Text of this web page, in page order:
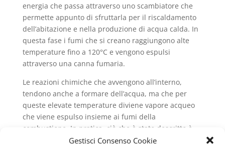
Gestisci Consenso Cookie
energia che passa attraverso uno scambiatore che
permette appunto di sfruttarla per il riscaldamento
dell’abitazione e nella produzione di acqua calda. In
questa fase i fumi che si creano raggiungono alte
temperature fino a 120°C e vengono espulsi
attraverso una canna fumaria.
Le reazioni chimiche che avvengono all’interno,
tendono anche a formare dell’acqua, ma che per
queste elevate temperature diviene vapore acqueo
che viene espulso insieme ai fumi della
combustione. In pratica, ciò che è stato descritto è
quello che avviene all’interno di una caldaia